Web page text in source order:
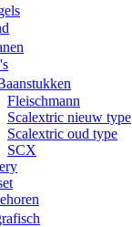
Fleischmann
Scalextric nieuw type
Scalextric oud type
SCX